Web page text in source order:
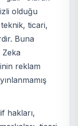
olduğu
ticari,
Buna
reklam
hakları,